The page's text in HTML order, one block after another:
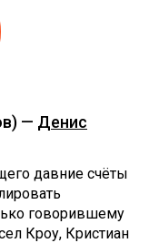
— Денис
давние счёты
говорившему
Кроу, Кристиан